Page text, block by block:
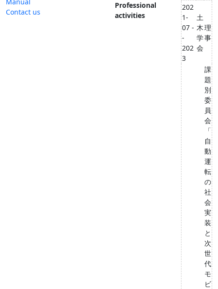
Contact us
Professional
activities
202
1-
07 -
-
202
3
土
木
学
会
理
事
課
題
別
委
員
会
「
自
動
運
転
の
社
会
実
装
と
次
世
代
モ
ビ